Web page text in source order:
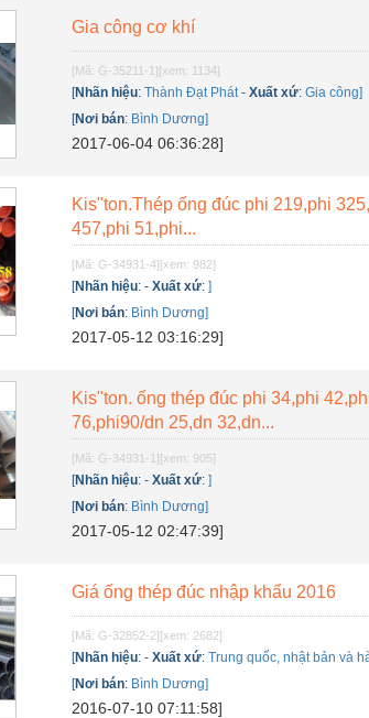
bị
bị
phòng
bị
Gia công cơ khí
[Mã: G-35211-1][xem: 1134]
[Nhãn hiệu:Thành Đạt Phát -Xuất xứ:Gia công]
[Nơi bán: Bình Dương]
2017-06-04 06:36:28]
Kis"ton.Thép ống đúc phi 219,phi
457,phi 51,phi...
[Mã: G-34931-4][xem: 982]
[Nhãn hiệu:-Xuất xứ:]
[Nơi bán: Bình Dương]
2017-05-12 03:16:29]
Kis"ton. ống thép đúc phi 34,phi
76,phi90/dn 25,dn 32,dn...
[Mã: G-34931-1][xem: 905]
[Nhãn hiệu:-Xuất xứ:]
[Nơi bán: Bình Dương]
2017-05-12 02:47:39]
Giá ống thép đúc nhập khẩu 2016
[Mã: G-32852-2][xem: 2682]
[Nhãn hiệu:-Xuất xứ:Trung quốc, nhật bản và
[Nơi bán: Bình Dương]
2016-07-10 07:11:58]